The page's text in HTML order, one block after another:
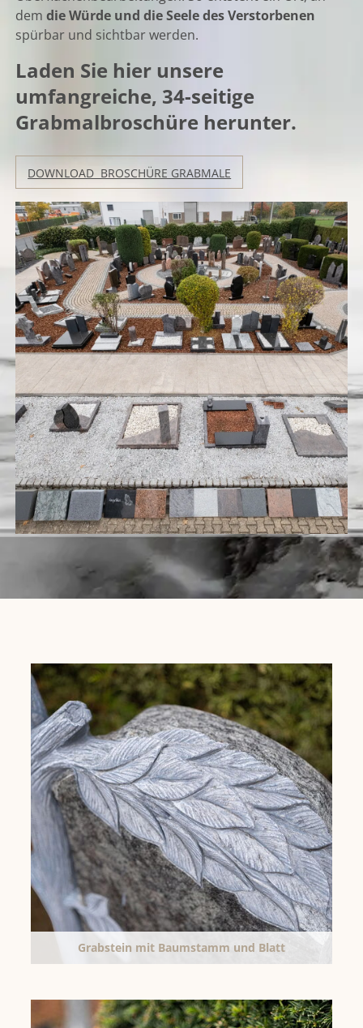
demdie Würde und die Seele des Verstorbenen
spürbar und sichtbar werden.
Laden Sie hier unsere
umfangreiche, 34-seitige
Grabmalbroschüre herunter.
DOWNLOAD BROSCHÜRE GRABMALE
Grabstein mit Baumstamm und Blatt